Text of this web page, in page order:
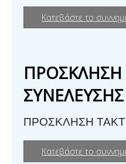
Κατεβάστε το
ΠΡΟΣΚΛΗΣΗ
ΠΡΟΣΚΛΗΣΗ
Κατεβάστε το